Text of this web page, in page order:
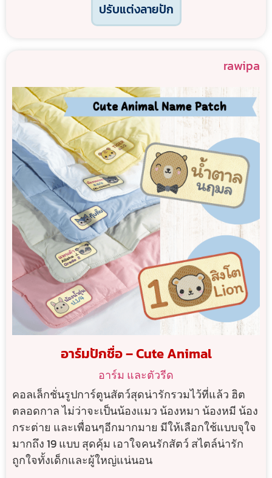
ปรับแต่งลายปัก
rawipa
อาร์มปักชื่อ – Cute Animal
อาร์ม และตัวรีด
คอลเล็กชั่นรูปการ์ตูนสัตว์สุดน่ารักรวมไว้ที่แล้ว ฮิต
ตลอดกาล ไม่ว่าจะเป็นน้องแมว น้องหมา น้องหมี น้อง
กระต่าย และเพื่อนๆอีกมากมาย มีให้เลือกใช้แบบจุใจ
มากถึง 19 แบบ สุดคุ้ม เอาใจคนรักสัตว์ สไตล์น่ารัก
ถูกใจทั้งเด็กและผู้ใหญ่แน่นอน